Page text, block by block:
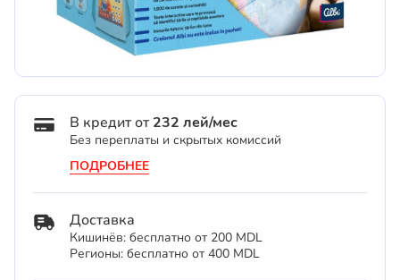
В кредит от232 лей/мес
Без переплаты и скрытых комиссий
ПОДРОБНЕЕ
Доставка
Кишинёв: бесплатно от 200 MDL
Регионы: бесплатно от 400 MDL